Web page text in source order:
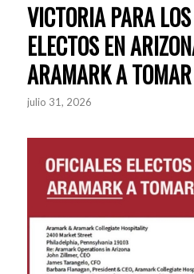
VICTORIA PARA
ELECTOS EN
ARAMARK A
julio 31, 2026